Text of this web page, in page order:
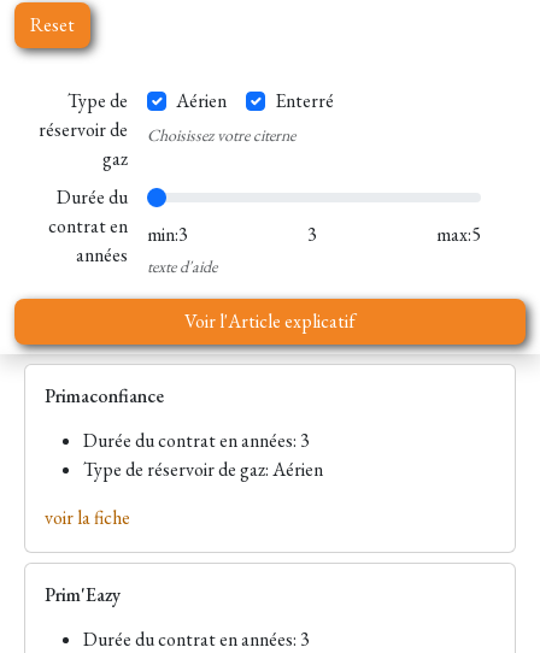
Reset
Type de
réservoir de
gaz
Aérien Enterré
Choisissez votre citerne
Durée du
contrat en
années
min:3 3 max:5
texte d'aide
Voir l'Article explicatif
Primaconfiance
Durée du contrat en années: 3
Type de réservoir de gaz: Aérien
voir la fiche
Prim'Eazy
Durée du contrat en années: 3